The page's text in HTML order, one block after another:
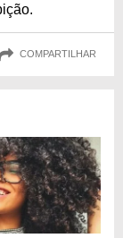
COMPARTILHAR